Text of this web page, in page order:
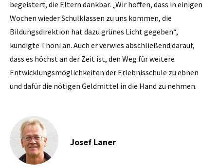
begeistert, die Eltern dankbar. „Wir hoffen, dass in einigen
Wochen wieder Schulklassen zu uns kommen, die
Bildungsdirektion hat dazu grünes Licht gegeben“,
kündigte Thöni an. Auch er verwies abschließend darauf,
dass es höchst an der Zeit ist, den Weg für weitere
Entwicklungsmöglichkeiten der Erlebnisschule zu ebnen
und dafür die nötigen Geldmittel in die Hand zu nehmen.
Josef Laner